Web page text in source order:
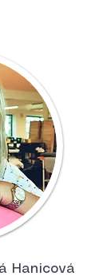
Hanicová